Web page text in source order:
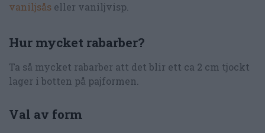
vaniljsås eller vaniljvisp.
Hur mycket rabarber?
Ta så mycket rabarber att det blir ett ca 2 cm tjockt
lager i botten på pajformen.
Val av form